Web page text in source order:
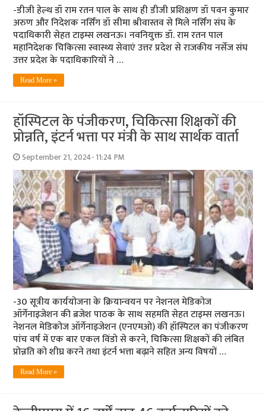
-डीजी हेल्थ डॉ राम रतन पाल के साथ ही डीजी प्रशिक्षण डॉ पवन कुमार
अरुण और निदेशक नर्सिंग डॉ सीमा श्रीवास्तव से मिले नर्सिंग संघ के
पदाधिकारी सेहत टाइम्स लखनऊ। नवनियुक्त डॉ. राम रतन पाल
महानिदेशक चिकित्सा स्वास्थ्य सेवाएं उत्तर प्रदेश से राजकीय नर्सेज संघ
उत्तर प्रदेश के पदाधिकारियों ने …
Read More »
हॉस्पिटल के पंजीकरण, चिकित्सा शिक्षकों की
प्रोन्नति, इंटर्न भत्ता पर मंत्री के साथ सार्थक वार्ता
September 21, 2024- 11:24 PM
-30 सूत्रीय कार्ययोजना के क्रियान्वयन पर नेशनल मेडिकोज
ऑर्गेनाइजेशन की ब्रजेश पाठक के साथ सहमति सेहत टाइम्स लखनऊ।
नेशनल मेडिकोज ऑर्गेनाइजेशन (एनएमओ) की हॉस्पिटल का पंजीकरण
पांच वर्ष में एक बार एकल विंडो से करने, चिकित्सा शिक्षकों की लंबित
प्रोन्नति को शीघ्र करने तथा इंटर्न भत्ता बढ़ाने सहित अन्य विषयों …
Read More »